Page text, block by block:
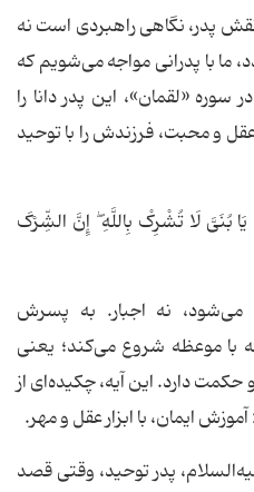
پدر، نگاهی راهبردی است نه
ما با پدرانی مواجه می‌شویم که
«لقمان»، این پدر دانا را
عقل و محبت، فرزندش را با توحید
بُنَیَّ لَا تُشْرِکْ بِاللَّهِ ۖ إِنَّ الشِّرْکَ
می‌شود، نه اجبار. به پسرش
با موعظه شروع می‌کند؛ یعنی
دارد. این آیه، چکیده‌ای از
ایمان، با ابزار عقل و مهر.
پدر توحید، وقتی قصد